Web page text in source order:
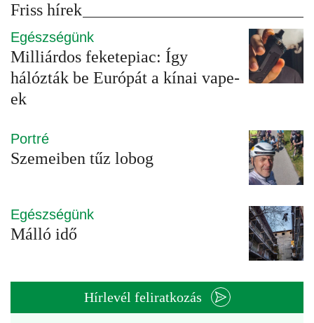
Friss hírek
Egészségünk
Milliárdos feketepiac: Így
hálózták be Európát a kínai vape-
ek
Portré
Szemeiben tűz lobog
Egészségünk
Málló idő
Hírlevél feliratkozás